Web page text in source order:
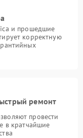
и прошедшие
корректную
ремонт
провести
в кратчайшие